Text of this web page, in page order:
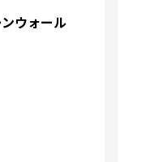
ウォール